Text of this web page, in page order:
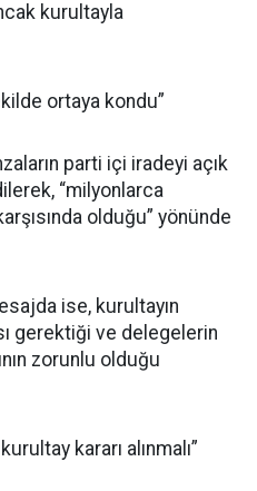
kurultayla
ortaya kondu”
parti içi iradeyi açık
“milyonlarca
olduğu” yönünde
ise, kurultayın
gerektiği ve delegelerin
zorunlu olduğu
kararı alınmalı”